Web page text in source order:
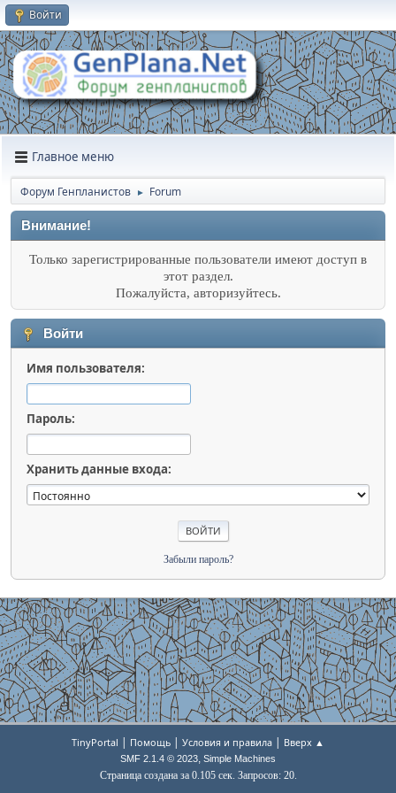
Войти
Главное меню
Форум Генпланистов ► Forum
Внимание!
Только зарегистрированные пользователи имеют доступ в
этот раздел.
Пожалуйста, авторизуйтесь.
Войти
Имя пользователя:
Пароль:
Хранить данные входа:
Забыли пароль?
TinyPortal | Помощь | Условия и правила | Вверх ▲
SMF 2.1.4 © 2023, Simple Machines
Страница создана за 0.105 сек. Запросов: 20.